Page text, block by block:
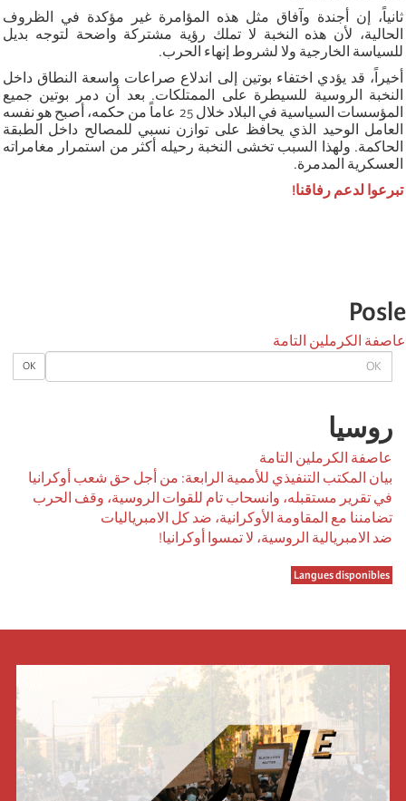
OK
OK
روسیا
عاصفة الكرملين التامة
بيان المكتب التنفيذي للأممية الرابعة: من أجل حق شعب أوكرانيا
في تقرير مستقبله، وانسحاب تام للقوات الروسية، وقف الحرب
تضامننا مع المقاومة الأوكرانية، ضد كل الامبرياليات
ضد الامبريالية الروسية، لا تمسوا أوكرانيا!
Langues disponibles
ثانياً، إن أجندة وآفاق مثل هذه المؤامرة غير مؤكدة في الظروف
الحالية، لأن هذه النخبة لا تملك رؤية مشتركة واضحة لتوجه بديل
للسياسة الخارجية ولا لشروط إنهاء الحرب.
أخيراً، قد يؤدي اختفاء بوتين إلى اندلاع صراعات واسعة النطاق داخل
النخبة الروسية للسيطرة على الممتلكات. بعد أن دمر بوتين جميع
المؤسسات السياسية في البلاد خلال 25 عاماً من حكمه، أصبح هو نفسه
العامل الوحيد الذي يحافظ على توازن نسبي للمصالح داخل الطبقة
الحاكمة. ولهذا السبب تخشى النخبة رحيله أكثر من استمرار مغامراته
العسكرية المدمرة.
تبرعوا لدعم رفاقنا!
Posle
عاصفة الكرملين التامة